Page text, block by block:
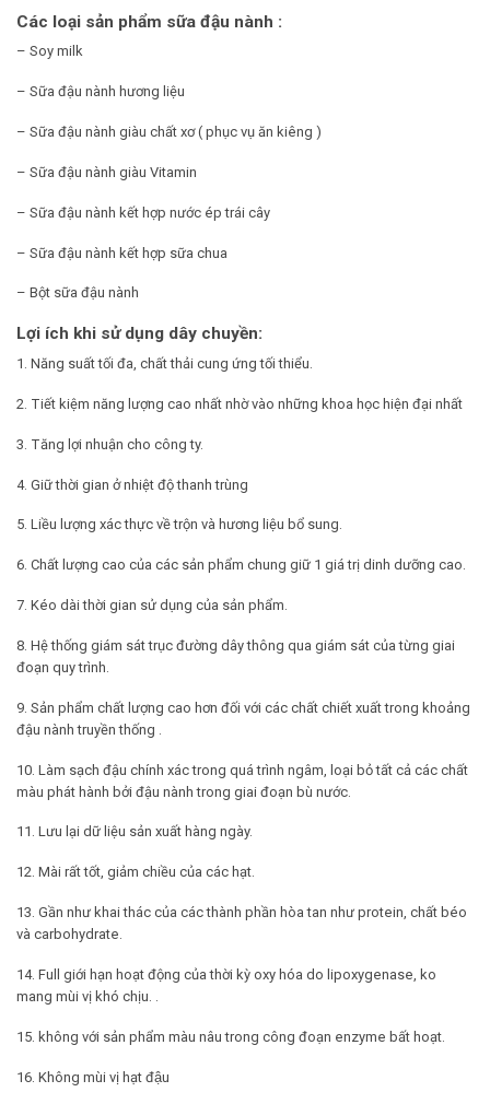
Các loại sản phẩm sữa đậu nành :
– Soy milk
– Sữa đậu nành hương liệu
– Sữa đậu nành giàu chất xơ ( phục vụ ăn kiêng )
– Sữa đậu nành giàu Vitamin
– Sữa đậu nành kết hợp nước ép trái cây
– Sữa đậu nành kết hợp sữa chua
– Bột sữa đậu nành
Lợi ích khi sử dụng dây chuyền:
1. Năng suất tối đa, chất thải cung ứng tối thiểu.
2. Tiết kiệm năng lượng cao nhất nhờ vào những khoa học hiện đại nhất
3. Tăng lợi nhuận cho công ty.
4. Giữ thời gian ở nhiệt độ thanh trùng
5. Liều lượng xác thực về trộn và hương liệu bổ sung.
6. Chất lượng cao của các sản phẩm chung giữ 1 giá trị dinh dưỡng cao.
7. Kéo dài thời gian sử dụng của sản phẩm.
8. Hệ thống giám sát trục đường dây thông qua giám sát của từng giai
đoạn quy trình.
9. Sản phẩm chất lượng cao hơn đối với các chất chiết xuất trong khoảng
đậu nành truyền thống .
10. Làm sạch đậu chính xác trong quá trình ngâm, loại bỏ tất cả các chất
màu phát hành bởi đậu nành trong giai đoạn bù nước.
11. Lưu lại dữ liệu sản xuất hàng ngày.
12. Mài rất tốt, giảm chiều của các hạt.
13. Gần như khai thác của các thành phần hòa tan như protein, chất béo
và carbohydrate.
14. Full giới hạn hoạt động của thời kỳ oxy hóa do lipoxygenase, ko
mang mùi vị khó chịu. .
15. không với sản phẩm màu nâu trong công đoạn enzyme bất hoạt.
16. Không mùi vị hạt đậu